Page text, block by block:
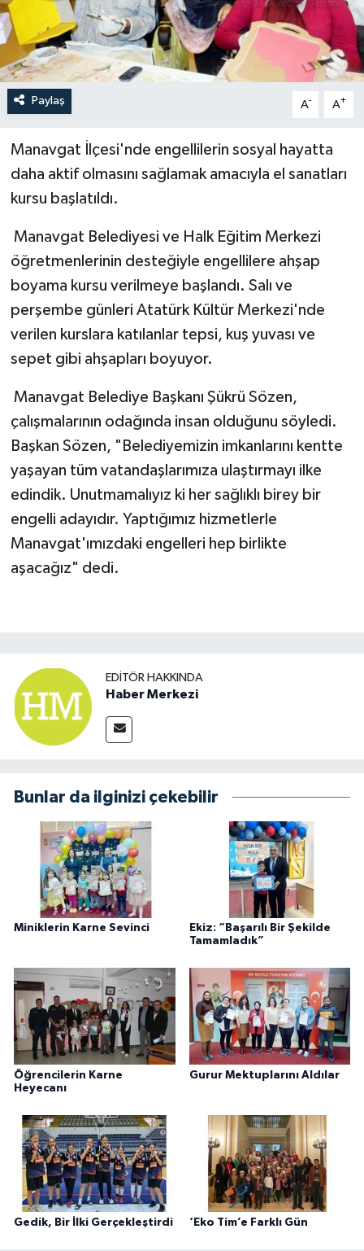
Paylaş A- A+
Manavgat İlçesi'nde engellilerin sosyal hayatta
daha aktif olmasını sağlamak amacıyla el sanatları
kursu başlatıldı.
Manavgat Belediyesi ve Halk Eğitim Merkezi
öğretmenlerinin desteğiyle engellilere ahşap
boyama kursu verilmeye başlandı. Salı ve
perşembe günleri Atatürk Kültür Merkezi'nde
verilen kurslara katılanlar tepsi, kuş yuvası ve
sepet gibi ahşapları boyuyor.
Manavgat Belediye Başkanı Şükrü Sözen,
çalışmalarının odağında insan olduğunu söyledi.
Başkan Sözen, "Belediyemizin imkanlarını kentte
yaşayan tüm vatandaşlarımıza ulaştırmayı ilke
edindik. Unutmamalıyız ki her sağlıklı birey bir
engelli adayıdır. Yaptığımız hizmetlerle
Manavgat'ımızdaki engelleri hep birlikte
aşacağız" dedi.
EDITÖR HAKKINDA
Haber Merkezi
Bunlar da ilginizi çekebilir
Miniklerin Karne Sevinci
Ekiz: “Başarılı Bir Şekilde
Tamamladık”
Öğrencilerin Karne
Heyecanı
Gurur Mektuplarını Aldılar
Gedik, Bir İlki Gerçekleştirdi ‘Eko Tim’e Farklı Gün